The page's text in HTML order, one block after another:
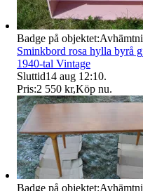
Badge på objektet:
Sminkbord rosa hylla byrå
1940-tal Vintage
Sluttid14 aug 12:10.
Pris:2 550 kr,Köp nu.
Badge på objektet: